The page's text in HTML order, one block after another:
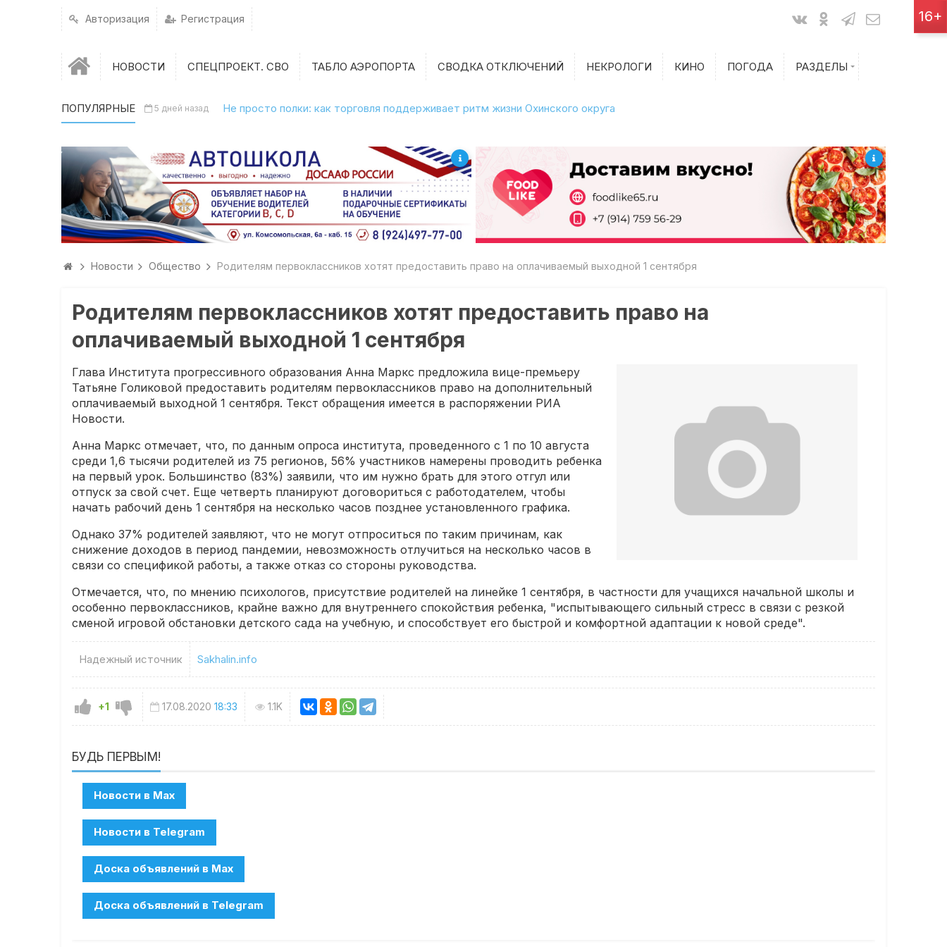
Авторизация Регистрация
НОВОСТИ СПЕЦПРОЕКТ. СВО ТАБЛО АЭРОПОРТА СВОДКА ОТКЛЮЧЕНИЙ НЕКРОЛОГИ КИНО ПОГОДА РАЗДЕЛЫ
Показания счетчиков
Билеты на поезд
ПОПУЛЯРНЫЕ 5 дней назад Не просто полки: как торговля поддерживает ритм жизни Охинского округа
Новости Общество Родителям первоклассников хотят предоставить право на оплачиваемый выходной 1 сентября
Родителям первоклассников хотят предоставить право на
оплачиваемый выходной 1 сентября
Глава Института прогрессивного образования Анна Маркс предложила вице-премьеру
Татьяне Голиковой предоставить родителям первоклассников право на дополнительный
оплачиваемый выходной 1 сентября. Текст обращения имеется в распоряжении РИА
Новости.
Анна Маркс отмечает, что, по данным опроса института, проведенного с 1 по 10 августа
среди 1,6 тысячи родителей из 75 регионов, 56% участников намерены проводить ребенка
на первый урок. Большинство (83%) заявили, что им нужно брать для этого отгул или
отпуск за свой счет. Еще четверть планируют договориться с работодателем, чтобы
начать рабочий день 1 сентября на несколько часов позднее установленного графика.
Однако 37% родителей заявляют, что не могут отпроситься по таким причинам, как
снижение доходов в период пандемии, невозможность отлучиться на несколько часов в
связи со спецификой работы, а также отказ со стороны руководства.
Отмечается, что, по мнению психологов, присутствие родителей на линейке 1 сентября, в частности для учащихся начальной школы и
особенно первоклассников, крайне важно для внутреннего спокойствия ребенка, "испытывающего сильный стресс в связи с резкой
сменой игровой обстановки детского сада на учебную, и способствует его быстрой и комфортной адаптации к новой среде".
Надежный источник Sakhalin.info
+1 17.08.2020 18:33 1.1K
БУДЬ ПЕРВЫМ!
16+